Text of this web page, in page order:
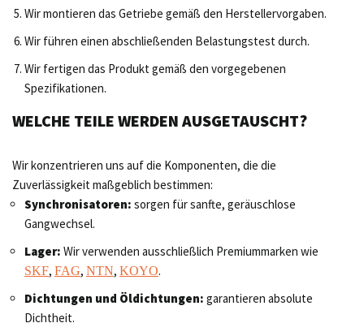
Wir montieren das Getriebe gemäß den Herstellervorgaben.
Wir führen einen abschließenden Belastungstest durch.
Wir fertigen das Produkt gemäß den vorgegebenen
Spezifikationen.
WELCHE TEILE WERDEN AUSGETAUSCHT?
Wir konzentrieren uns auf die Komponenten, die die
Zuverlässigkeit maßgeblich bestimmen:
Synchronisatoren: sorgen für sanfte, geräuschlose
Gangwechsel.
Lager: Wir verwenden ausschließlich Premiummarken wie
SKF, FAG, NTN, KOYO.
Dichtungen und Öldichtungen: garantieren absolute
Dichtheit.